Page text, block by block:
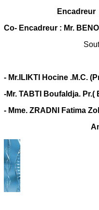
Encadreur
Co- Encadreur : Mr.
- Mr.ILIKTI Hocine .M.C.
-Mr. TABTI Boufaldja.
- Mme. ZRADNI Fatima